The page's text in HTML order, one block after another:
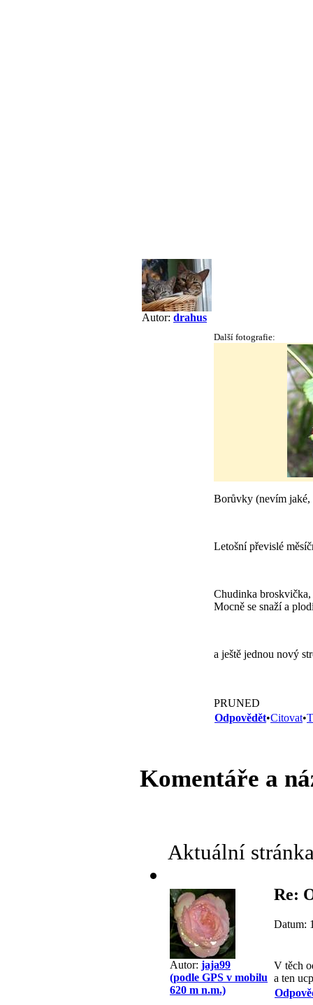
Autor: drahus
Další fotografie:
Borůvky (nevím jaké,
Letošní převislé
Chudinka
Mocně se snaží a
a ještě jednou nový
PRUNED
Odpovědět•Citovat•
Komentáře a
Aktuální
Autor: jaja99
(podle GPS v mobilu
620 m n.m.)
Re:
Datum:
V těch
a ten